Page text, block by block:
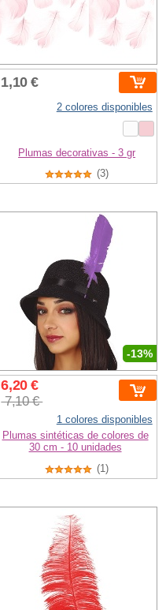
1,10 €
2 colores disponibles
Plumas decorativas - 3 gr
(3)
-13%
6,20 €
7,10 €
1 colores disponibles
Plumas sintéticas de colores de
30 cm - 10 unidades
(1)